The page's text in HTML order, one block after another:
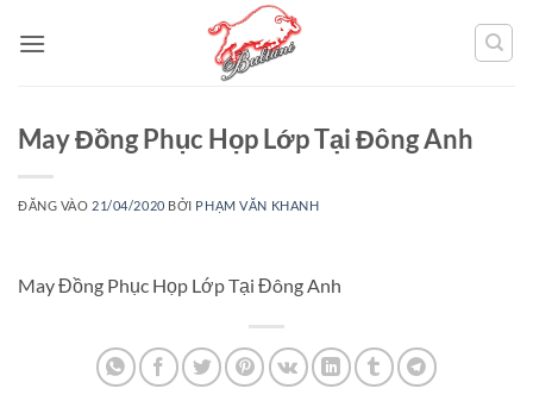
qua
May Đồng Phục Họp Lớp Tại Đông Anh
ĐĂNG VÀO 21/04/2020 BỞI PHẠM VĂN KHANH
May Đồng Phục Họp Lớp Tại Đông Anh